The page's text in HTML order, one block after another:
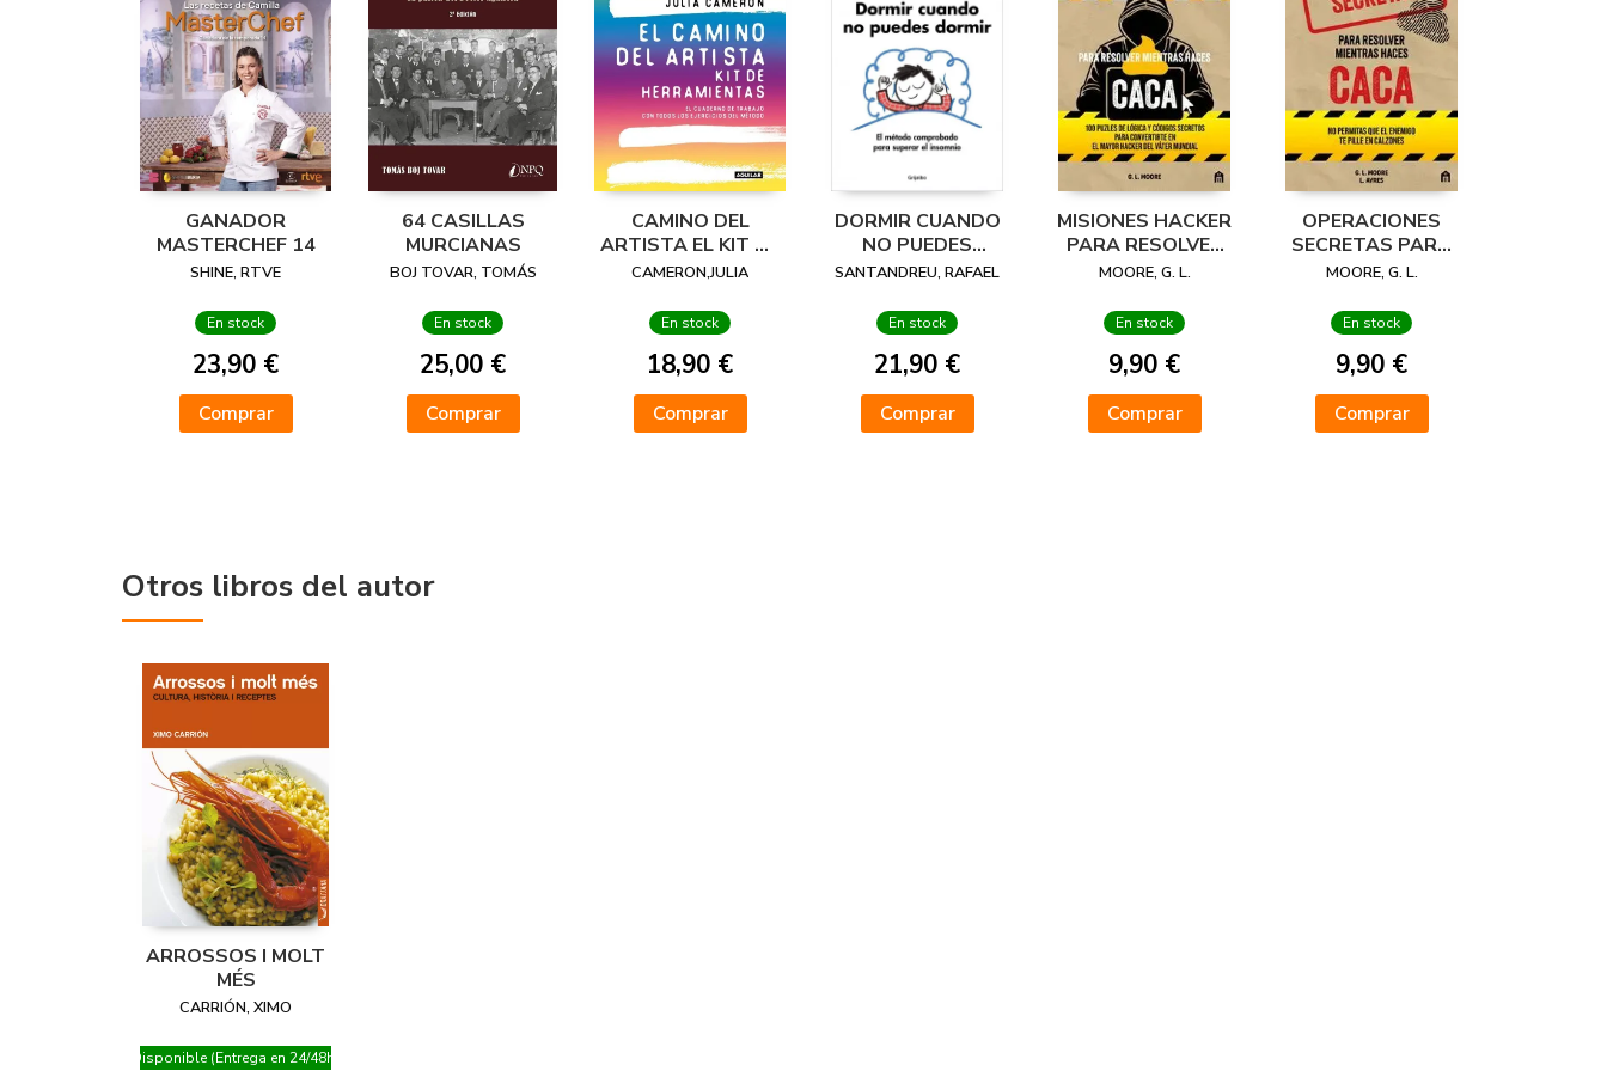
GANADOR
MASTERCHEF 14
SHINE, RTVE
En stock
23,90 €
Comprar
64 CASILLAS
MURCIANAS
BOJ TOVAR, TOMÁS
En stock
25,00 €
Comprar
CAMINO DEL
ARTISTA EL KIT DE
HERRAMIENTAS
CAMERON,JULIA
En stock
18,90 €
Comprar
DORMIR CUANDO
NO PUEDES
DORMIR
SANTANDREU, RAFAEL
En stock
21,90 €
Comprar
MISIONES HACKER
PARA RESOLVER
MIENTRAS HACES
MOORE, G. L.
En stock
9,90 €
Comprar
OPERACIONES
SECRETAS PARA
RESOLVER
CACA
MOORE, G. L.
En stock
9,90 €
Comprar
Otros libros del autor
ARROSSOS I MOLT
MÉS
CARRIÓN, XIMO
Disponible (Entrega en 24/48h)